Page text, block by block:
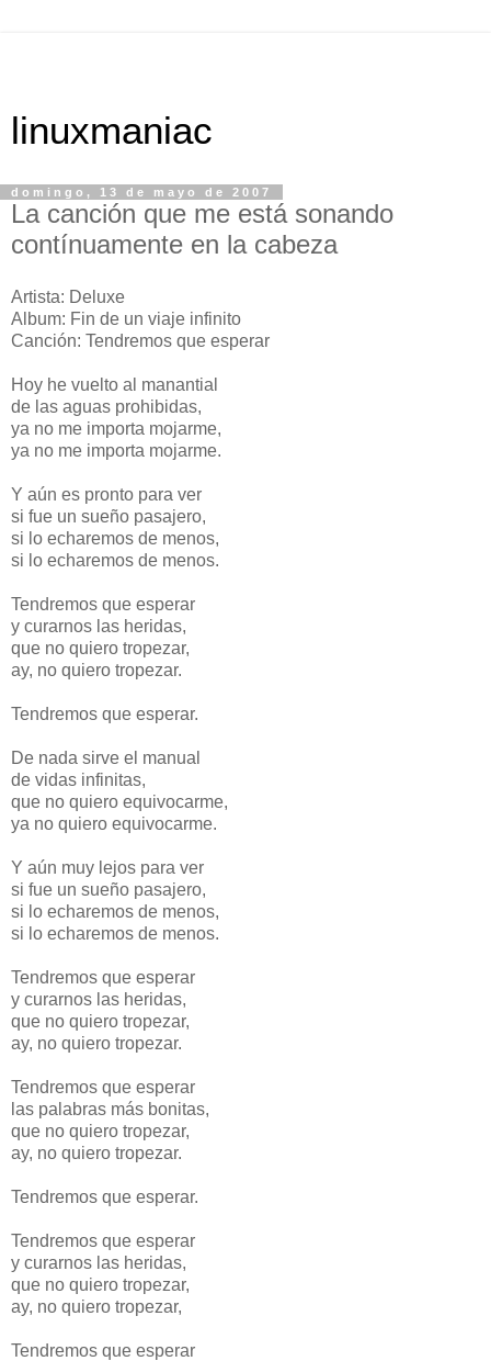
linuxmaniac
domingo, 13 de mayo de 2007
La canción que me está sonando
contínuamente en la cabeza
Artista: Deluxe
Album: Fin de un viaje infinito
Canción: Tendremos que esperar
Hoy he vuelto al manantial
de las aguas prohibidas,
ya no me importa mojarme,
ya no me importa mojarme.
Y aún es pronto para ver
si fue un sueño pasajero,
si lo echaremos de menos,
si lo echaremos de menos.
Tendremos que esperar
y curarnos las heridas,
que no quiero tropezar,
ay, no quiero tropezar.
Tendremos que esperar.
De nada sirve el manual
de vidas infinitas,
que no quiero equivocarme,
ya no quiero equivocarme.
Y aún muy lejos para ver
si fue un sueño pasajero,
si lo echaremos de menos,
si lo echaremos de menos.
Tendremos que esperar
y curarnos las heridas,
que no quiero tropezar,
ay, no quiero tropezar.
Tendremos que esperar
las palabras más bonitas,
que no quiero tropezar,
ay, no quiero tropezar.
Tendremos que esperar.
Tendremos que esperar
y curarnos las heridas,
que no quiero tropezar,
ay, no quiero tropezar,
Tendremos que esperar